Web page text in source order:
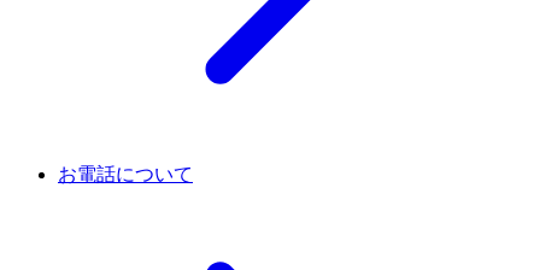
お電話について